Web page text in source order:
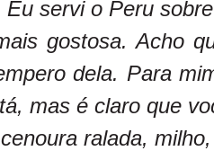
Eu servi o Peru
gostosa. Acho
dela. Para
mas é claro que
ralada,